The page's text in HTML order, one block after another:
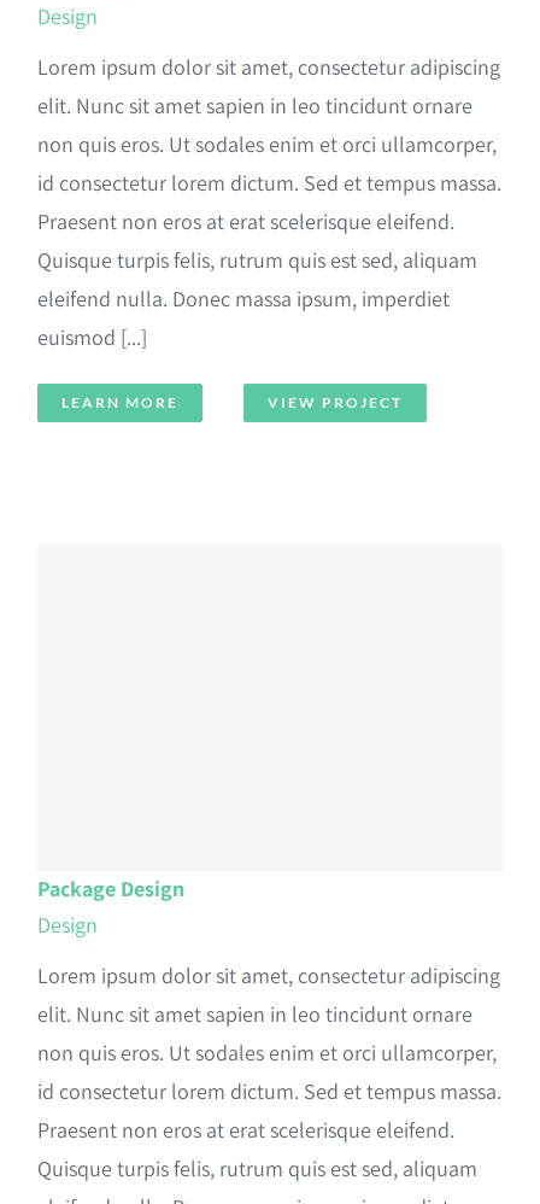
Design
Lorem ipsum dolor sit amet, consectetur adipiscing
elit. Nunc sit amet sapien in leo tincidunt ornare
non quis eros. Ut sodales enim et orci ullamcorper,
id consectetur lorem dictum. Sed et tempus massa.
Praesent non eros at erat scelerisque eleifend.
Quisque turpis felis, rutrum quis est sed, aliquam
eleifend nulla. Donec massa ipsum, imperdiet
euismod [...]
LEARN MORE VIEW PROJECT
Package Design
Design
Lorem ipsum dolor sit amet, consectetur adipiscing
elit. Nunc sit amet sapien in leo tincidunt ornare
non quis eros. Ut sodales enim et orci ullamcorper,
id consectetur lorem dictum. Sed et tempus massa.
Praesent non eros at erat scelerisque eleifend.
Quisque turpis felis, rutrum quis est sed, aliquam